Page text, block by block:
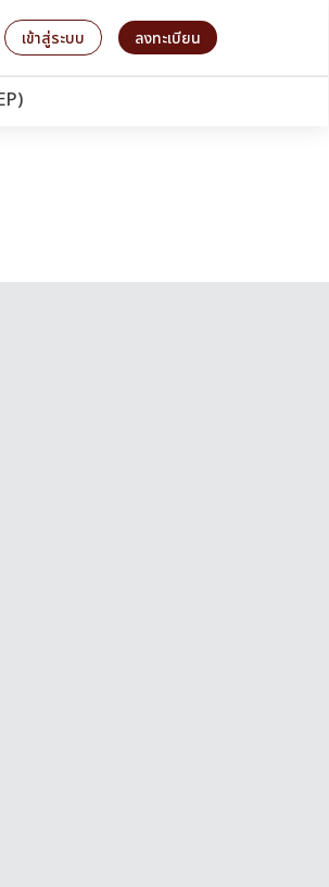
เข้าสู่ระบบ ลงทะเบียน